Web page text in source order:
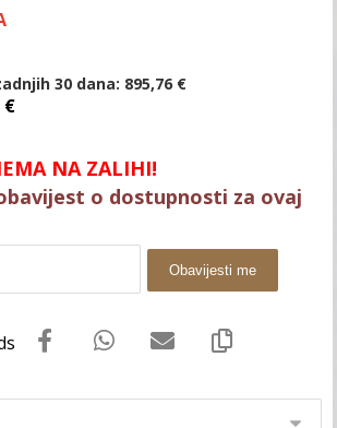
30 dana: 895,76 €
€
NA ZALIHI!
o dostupnosti za ovaj
Obavijesti me